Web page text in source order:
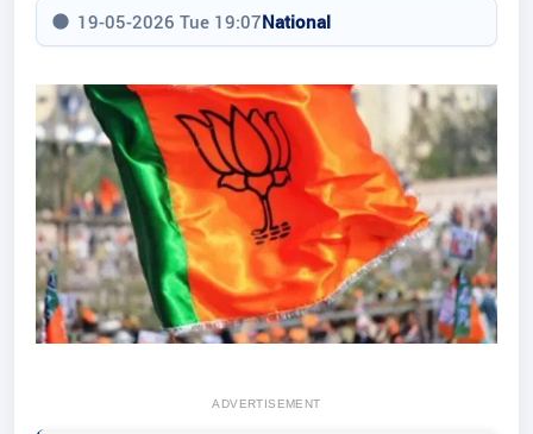
19-05-2026 Tue 19:07National
ADVERTISEMENT